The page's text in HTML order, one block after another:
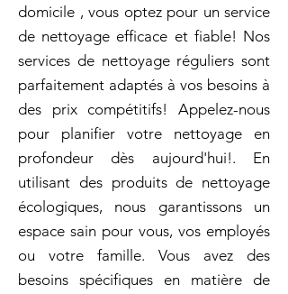
domicile , vous optez pour un service
de nettoyage efficace et fiable! Nos
services de nettoyage réguliers sont
parfaitement adaptés à vos besoins à
des prix compétitifs! Appelez-nous
pour planifier votre nettoyage en
profondeur dès aujourd'hui!. En
utilisant des produits de nettoyage
écologiques, nous garantissons un
espace sain pour vous, vos employés
ou votre famille. Vous avez des
besoins spécifiques en matière de